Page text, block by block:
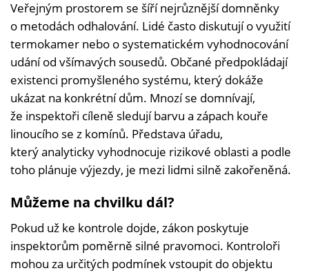
Veřejným prostorem se šíří nejrůznější domněnky
o metodách odhalování. Lidé často diskutují o využití
termokamer nebo o systematickém vyhodnocování
udání od všímavých sousedů. Občané předpokládají
existenci promyšleného systému, který dokáže
ukázat na konkrétní dům. Mnozí se domnívají,
že inspektoři cíleně sledují barvu a zápach kouře
linoucího se z komínů. Představa úřadu,
který analyticky vyhodnocuje rizikové oblasti a podle
toho plánuje výjezdy, je mezi lidmi silně zakořeněná.
Můžeme na chvilku dál?
Pokud už ke kontrole dojde, zákon poskytuje
inspektorům poměrně silné pravomoci. Kontroloři
mohou za určitých podmínek vstoupit do objektu